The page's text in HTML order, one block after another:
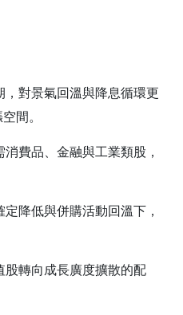
，對景氣回溫與降息循環更
間。
費品、金融與工業類股，
降低與併購活動回溫下，
股轉向成長廣度擴散的配